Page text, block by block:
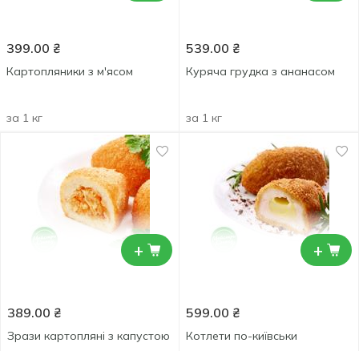
399.00 ₴
Картопляники з м'ясом
за 1 кг
539.00 ₴
Куряча грудка з ананасом
за 1 кг
+
389.00 ₴
Зрази картопляні з капустою
+
599.00 ₴
Котлети по-київськи